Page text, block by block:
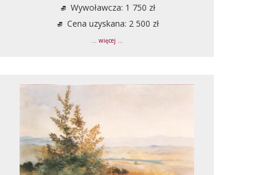
Wywoławcza: 1 750 zł
Cena uzyskana: 2 500 zł
... więcej ...